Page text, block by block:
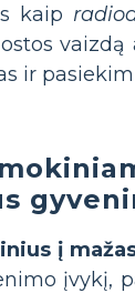
kaip
ir
į
įvykį,